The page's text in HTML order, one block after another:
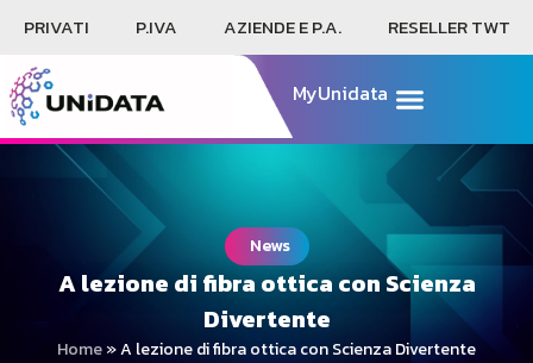
PRIVATI P.IVA AZIENDE E P.A. RESELLER TWT
MyUnidata
News
A lezione di fibra ottica con Scienza
Divertente
Home»A lezione di fibra ottica con Scienza Divertente